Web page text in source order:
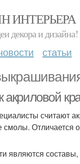
ИНТЕРЬЕРА
декора и дизайна!
статьи
акриловой
считают
смолы.
являются